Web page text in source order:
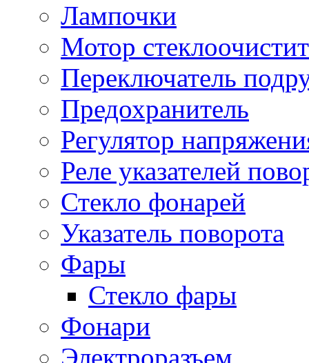
Лампочки
Мотор
Переключатель
Предохранитель
Регулятор
Реле указателей
Стекло фонарей
Указатель поворота
Фары
Стекло фары
Фонари